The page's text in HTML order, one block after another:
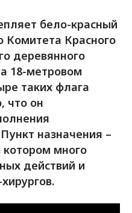
бело-красный
Красного
деревянного
18-метровом
таких флага
что он
назначения –
много
действий и